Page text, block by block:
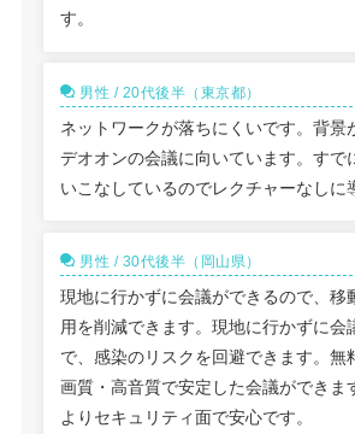
す。
男性 / 20代後半（東京都）
ネットワークが落ちにくいです。背景
デオオンの会議に向いています。すで
いこなしているのでレクチャーなしに
男性 / 30代後半（岡山県）
現地に行かずに会議ができるので、移
用を削減できます。現地に行かずに会
で、感染のリスクを回避できます。無
画質・高音質で安定した会議ができま
よりセキュリティ面で安心です。